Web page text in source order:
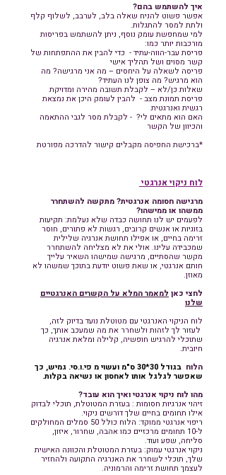
איך להשתמש בהם?
אפשר פשוט להניח שאלה בלב, לערבב, לשלוף קלף
ולתת למסר להתגלות.
למי שמחפשת עומק נוסף, ניתן להשתמש בפריסות
מורכבות יותר כמו:
פריסת עבר-הווה-עתיד - כדי להבין את ההתפתחות של
קשר מסוים ושל תהליך אישי
פריסה לשאלה על היחסים – מה אני מרגישה? מה
הוא מרגיש? מה צופן לנו העתיד?
שאלות כן/לא – לקבלת תשובה מהירה ומדויקת
פריסת תמונת מצב - להבין לעומק היכן את נמצאת
רגשית ואנרגטית
האם הוא מתאים לי? - לקבלת מסר לגבי ההתאמה
והכיוון של הקשר
*ברכישת החפיסה מקבלים קישור להדרכה מפורטת
לוח ניקוי אנרגטי
מרגישה חסומה אנרגטית? מתקשה להשתחרר
ממשהו או ממישהו?
לפעמים יש לנו תחושה כבדה שלא נעלמת: תקיעות
בזוגיות או אנשים קרובים, רגשות לא פתורים, חוסר
זרימה בחיים, או אפילו תחושת אנרגיה שלילית
שמכבידה עלינו. אולי את לא מצליחה להשתחרר
מקשר שהסתיים, מרגישה שמישהו השאיר עלייך
חותם אנרגטי, או שאת פשוט יודעת בתוכך שמשהו לא
מאוזן.
לחצי כאן למאמר המלא על הקשרים האנרגטיים
שלנו
לוח הניקוי האנרגטי עם מטוטלת נועד בדיוק לזה,
לעזור לך לזהות ולשחרר את מה שמעכב אותך, כך
שתוכלי להרגיש חופשיה, קלילה ומלאת אנרגיה
חיובית.
הלוח
בגודל 30*30 ס"מ ועשוי מ פי.ו.סי. גמיש, כך
שאפשר לגלגל אותו לאחסון או נשיאה בקלות.
מהו לוח ניקוי אנרגטי ואיך הוא עובד?
זיהוי אנרגיות חסומות : בעזרת המטוטלת, תוכלי לבדוק
אילו תחומים בחיים שלך דורשים ניקוי.
ריפוי אנרגטי ממוקד: הלוח כולל 50 סמלים המחולקים
ל-10 תחומים מרכזיים כמו אהבה, שחרור, איזון,
סליחה, שפע ועוד.
ניקוי אנרגטי עמוק: בעזרת המטוטלת והכוונה האישית
שלך, תוכלי לשחרר את האנרגיה התקועה ולהחזיר
לעצמך תחושת זרימה והרמוניה.